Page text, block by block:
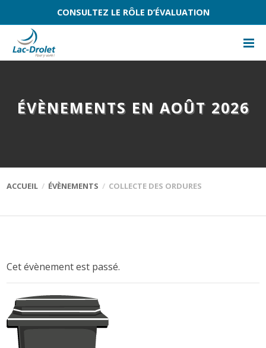
CONSULTEZ LE RÔLE D’ÉVALUATION
ÉVÈNEMENTS EN AOÛT 2026
ACCUEIL ÉVÈNEMENTS COLLECTE DES ORDURES
Cet évènement est passé.